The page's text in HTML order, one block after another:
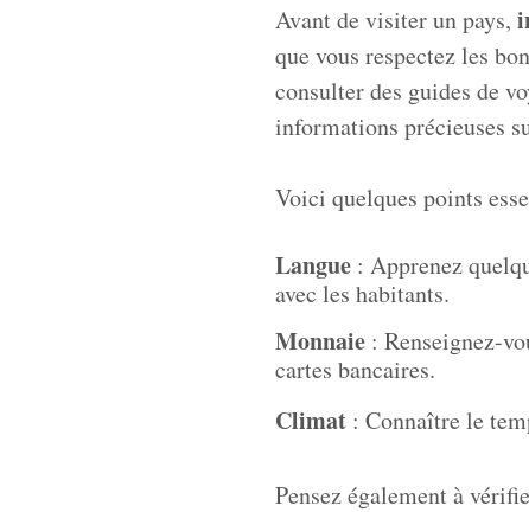
Avant de visiter un pays,
que vous respectez les
consulter des guides de
informations précieuses
Voici quelques points
Langue : Apprenez
avec les habitants.
Monnaie : Renseignez-
cartes bancaires.
Climat : Connaître le
Pensez également à